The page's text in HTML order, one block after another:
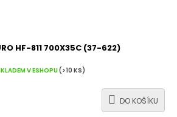
HF-811 700X35C (37-622)
V ESHOPU(>10 KS)
DO KOŠÍKU